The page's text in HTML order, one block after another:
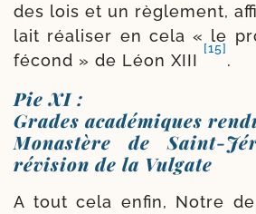
des lois et un règle­ment,
lait réa­li­ser en cela « le
fécond » de Léon XIII
[15]
.
Pie XI :
Grades académiques
Monastère de Saint-​
révision de la Vulgate
A tout cela enfin, Notre